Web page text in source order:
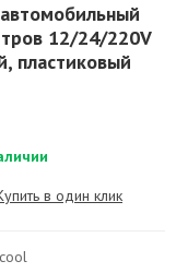
12/24/220V
пластиковый
в один клик